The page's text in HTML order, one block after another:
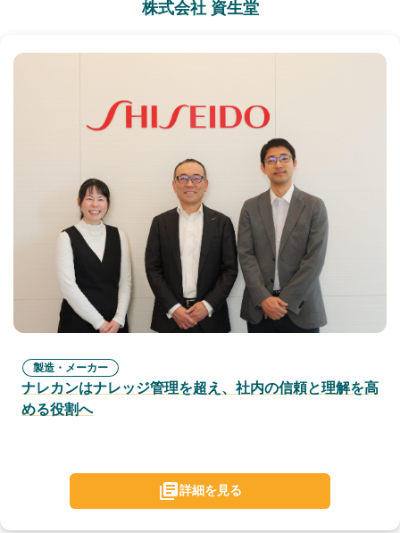
株式会社 資生堂
製造・メーカー
ナレカンはナレッジ管理を超え、社内の信頼と理解を高
める役割へ
詳細を見る